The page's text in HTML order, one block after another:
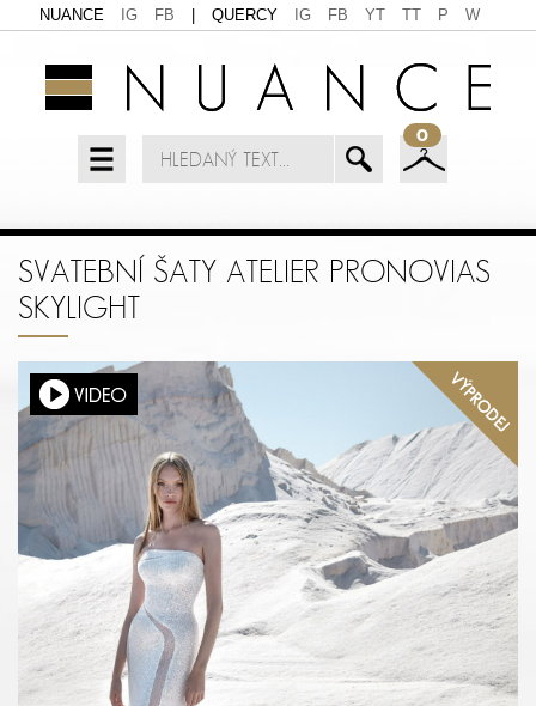
NUANCE IG FB QUERCY IG FB YT TT P W
0
SVATEBNÍ ŠATY ATELIER PRONOVIAS
SKYLIGHT